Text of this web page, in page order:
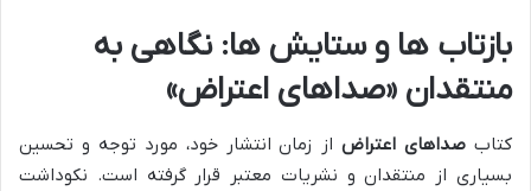
بازتاب ها و ستایش ها: نگاهی به
منتقدان «صداهای اعتراض»
کتاب صداهای اعتراضاز زمان انتشار خود، مورد توجه و تحسین
بسیاری از منتقدان و نشریات معتبر قرار گرفته است. نکوداشت